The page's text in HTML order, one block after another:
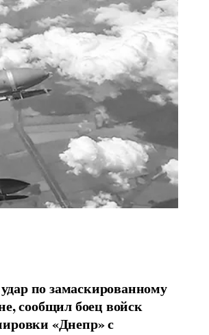
по замаскированному
сообщил боец войск
«Днепр» с